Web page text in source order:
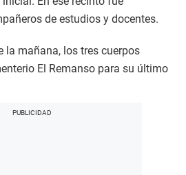
de estudios y docentes.
la mañana, los tres cuerpos
El Remanso para su último